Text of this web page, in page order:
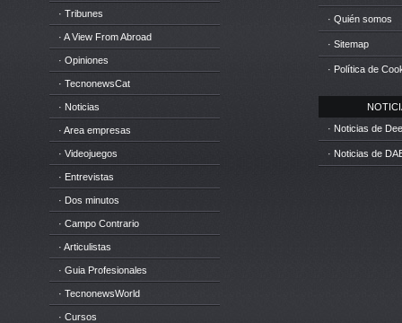
· Tribunes
· A View From Abroad
· Opiniones
· TecnonewsCat
· Noticias
· Area empresas
· Videojuegos
· Entrevistas
· Dos minutos
· Campo Contrario
· Articulistas
· Guia Profesionales
· TecnonewsWorld
· Cursos
· Quién somos
· Sitemap
· Política de
· Noticias de
· Noticias de